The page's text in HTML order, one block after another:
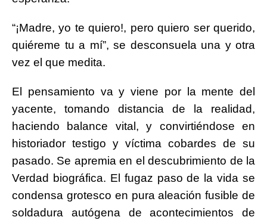
“¡Madre, yo te quiero!, pero quiero ser querido,
quiéreme tu a mí”, se desconsuela una y otra
vez el que medita.
El pensamiento va y viene por la mente del
yacente, tomando distancia de la realidad,
haciendo balance vital, y convirtiéndose en
historiador testigo y víctima cobardes de su
pasado. Se apremia en el descubrimiento de la
Verdad biográfica. El fugaz paso de la vida se
condensa grotesco en pura aleación fusible de
soldadura autógena de acontecimientos de